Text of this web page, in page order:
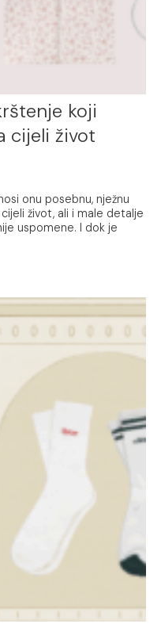
koji
cijeli život
onu posebnu, nježnu
život, ali i male detalje
uspomene. I dok je